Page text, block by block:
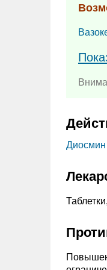
Диосмин